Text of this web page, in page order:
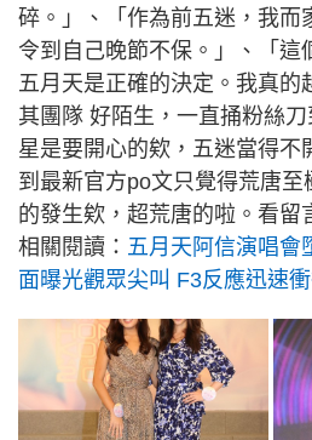
碎。」、「作為前五迷，我而
令到自己晚節不保。」、「這
五月天是正確的決定。我真的
其團隊 好陌生，一直捅粉絲
星是要開心的欸，五迷當得不
到最新官方po文只覺得荒唐
的發生欸，超荒唐的啦。看留
相關閱讀： 五月天阿信演唱會
面曝光觀眾尖叫 F3反應迅速